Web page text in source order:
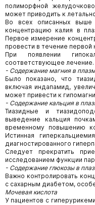
полиморфной
может приводить к
Во всех описанных выше
концентрацию калия в
Первое измерение
провести в течение первой
При появлении
соответствующее лечение.
- Содержание магния в
Было показано, что
включая индапамид,
может привести к
- Содержание кальция в
Тиазидные и
выведение кальция
временному повышению
Истинная
диагностированного
Следует прекратить
исследованием функции
- Содержание глюкозы в
Важно контролировать
с сахарным диабетом,
Мочевая кислота
У пациентов с